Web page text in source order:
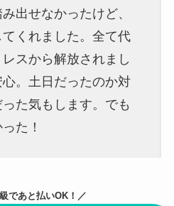
出せなかったけど、
くれました。全て代
スから解放されまし
。土日だったのか対
た気もします。でも
た！
であと払いOK！／